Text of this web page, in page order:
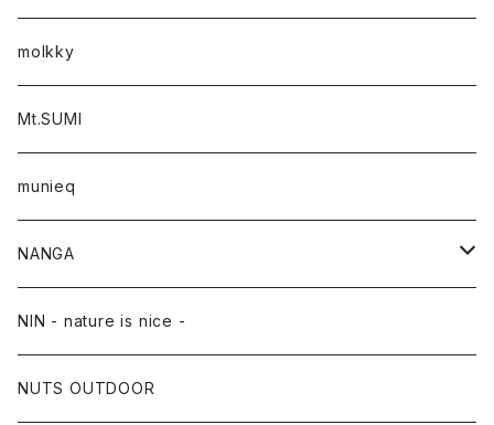
molkky
Mt.SUMI
munieq
NANGA
NANGA×TACOMA FUJI RECORDS
NIN - nature is nice -
NUTS OUTDOOR